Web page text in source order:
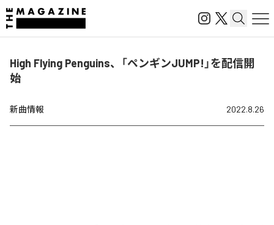
High Flying Penguins、「ペンギンJUMP!」を配信開
始
新曲情報 2022.8.26